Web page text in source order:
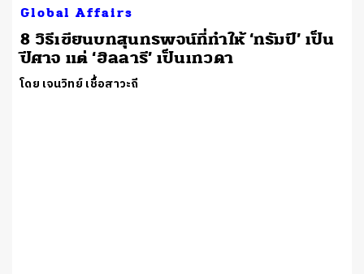
Global Affairs
8 วิธีเขียนบทสุนทรพจน์ที่ทำให้ ‘ทรัมป์’ เป็น
ปีศาจ แต่ ‘ฮิลลารี’ เป็นเทวดา
โดย เจนวิทย์ เชื้อสาวะถี